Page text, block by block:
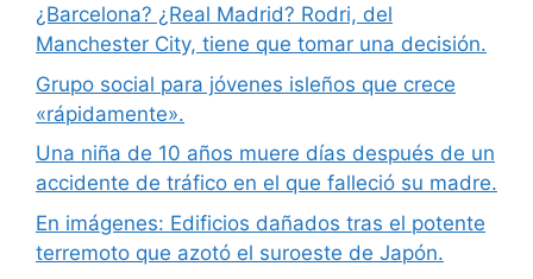
¿Barcelona? ¿Real Madrid? Rodri, del
Manchester City, tiene que tomar una decisión.
Grupo social para jóvenes isleños que crece
«rápidamente».
Una niña de 10 años muere días después de un
accidente de tráfico en el que falleció su madre.
En imágenes: Edificios dañados tras el potente
terremoto que azotó el suroeste de Japón.